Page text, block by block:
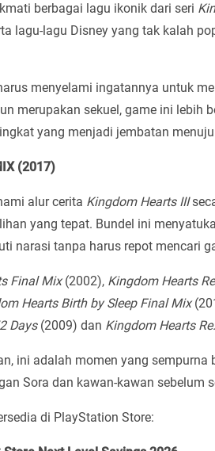
berbagai lagu ikonik dari seri
lagu-lagu Disney yang tak kalah
menyelami ingatannya untuk
merupakan sekuel, game ini lebih
yang menjadi jembatan
(2017)
alur cerita Kingdom Hearts III
yang tepat. Bundel ini
narasi tanpa harus repot mencari
Final Mix(2002), Kingdom Hearts
Hearts Birth by Sleep Final Mix
Days(2009) dan Kingdom Hearts
ini adalah momen yang sempurna
Sora dan kawan-kawan sebelum
di PlayStation Store: